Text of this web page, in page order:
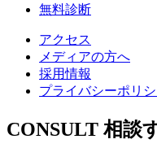
無料診断
アクセス
メディアの方へ
採用情報
プライバシーポリ
CONSULT 相談